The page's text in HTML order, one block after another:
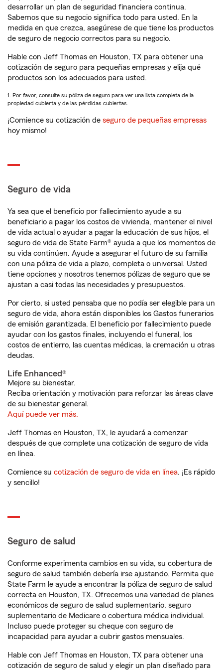
desarrollar un plan de seguridad financiera continua.
Sabemos que su negocio significa todo para usted. En la
medida en que crezca, asegúrese de que tiene los productos
de seguro de negocio correctos para su negocio.
Hable con Jeff Thomas en Houston, TX para obtener una
cotización de seguro para pequeñas empresas y elija qué
productos son los adecuados para usted.
1. Por favor, consulte su póliza de seguro para ver una lista completa de la
propiedad cubierta y de las pérdidas cubiertas.
¡Comience su cotización de seguro de pequeñas empresas
hoy mismo!
Seguro de vida
Ya sea que el beneficio por fallecimiento ayude a su
beneficiario a pagar los costos de vivienda, mantener el nivel
de vida actual o ayudar a pagar la educación de sus hijos, el
seguro de vida de State Farm® ayuda a que los momentos de
su vida continúen. Ayude a asegurar el futuro de su familia
con una póliza de vida a plazo, completa o universal. Usted
tiene opciones y nosotros tenemos pólizas de seguro que se
ajustan a casi todas las necesidades y presupuestos.
Por cierto, si usted pensaba que no podía ser elegible para un
seguro de vida, ahora están disponibles los Gastos funerarios
de emisión garantizada. El beneficio por fallecimiento puede
ayudar con los gastos finales, incluyendo el funeral, los
costos de entierro, las cuentas médicas, la cremación u otras
deudas.
Life Enhanced®
Mejore su bienestar.
Reciba orientación y motivación para reforzar las áreas clave
de su bienestar general.
Aquí puede ver más.
Jeff Thomas en Houston, TX, le ayudará a comenzar
después de que complete una cotización de seguro de vida
en línea.
Comience su cotización de seguro de vida en línea. ¡Es rápido
y sencillo!
Seguro de salud
Conforme experimenta cambios en su vida, su cobertura de
seguro de salud también debería irse ajustando. Permita que
State Farm le ayude a encontrar la póliza de seguro de salud
correcta en Houston, TX. Ofrecemos una variedad de planes
económicos de seguro de salud suplementario, seguro
suplementario de Medicare o cobertura médica individual.
Incluso puede proteger su cheque con seguro de
incapacidad para ayudar a cubrir gastos mensuales.
Hable con Jeff Thomas en Houston, TX para obtener una
cotización de seguro de salud y elegir un plan diseñado para